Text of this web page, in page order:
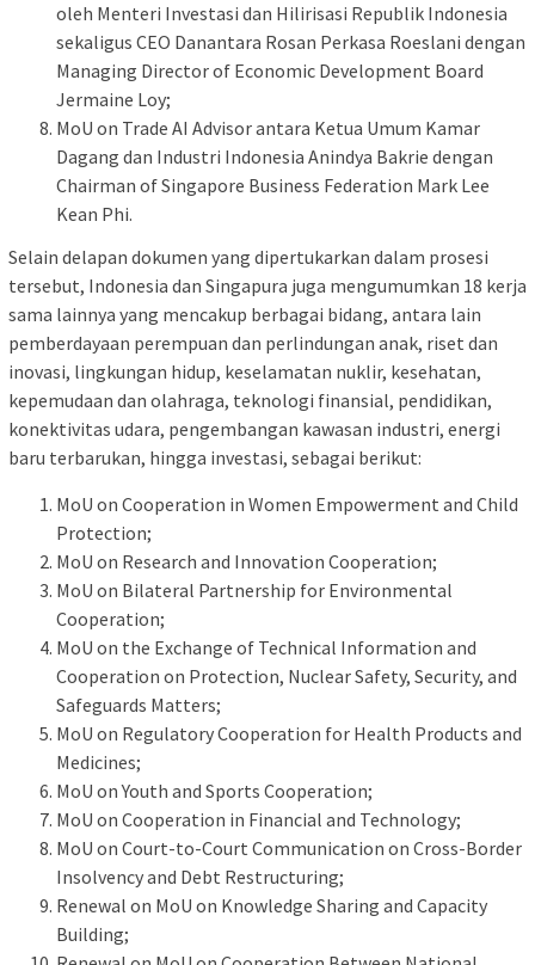
oleh Menteri Investasi dan Hilirisasi Republik Indonesia
sekaligus CEO Danantara Rosan Perkasa Roeslani dengan
Managing Director of Economic Development Board
Jermaine Loy;
MoU on Trade AI Advisor antara Ketua Umum Kamar
Dagang dan Industri Indonesia Anindya Bakrie dengan
Chairman of Singapore Business Federation Mark Lee
Kean Phi.
Selain delapan dokumen yang dipertukarkan dalam prosesi
tersebut, Indonesia dan Singapura juga mengumumkan 18 kerja
sama lainnya yang mencakup berbagai bidang, antara lain
pemberdayaan perempuan dan perlindungan anak, riset dan
inovasi, lingkungan hidup, keselamatan nuklir, kesehatan,
kepemudaan dan olahraga, teknologi finansial, pendidikan,
konektivitas udara, pengembangan kawasan industri, energi
baru terbarukan, hingga investasi, sebagai berikut:
MoU on Cooperation in Women Empowerment and Child
Protection;
MoU on Research and Innovation Cooperation;
MoU on Bilateral Partnership for Environmental
Cooperation;
MoU on the Exchange of Technical Information and
Cooperation on Protection, Nuclear Safety, Security, and
Safeguards Matters;
MoU on Regulatory Cooperation for Health Products and
Medicines;
MoU on Youth and Sports Cooperation;
MoU on Cooperation in Financial and Technology;
MoU on Court-to-Court Communication on Cross-Border
Insolvency and Debt Restructuring;
Renewal on MoU on Knowledge Sharing and Capacity
Building;